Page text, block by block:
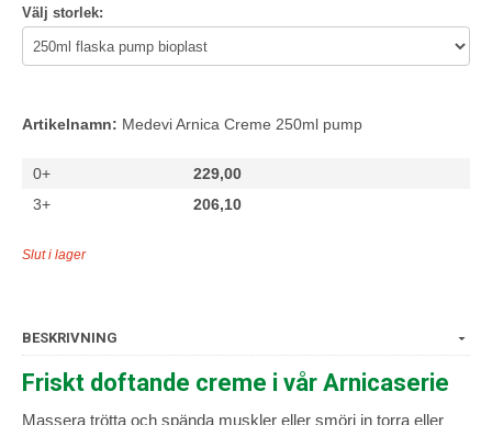
Välj storlek:
Artikelnamn: Medevi Arnica Creme 250ml pump
0+
229,00
3+
206,10
Slut i lager
BESKRIVNING
Friskt doftande creme i vår Arnicaserie
Massera trötta och spända muskler eller smörj in torra eller